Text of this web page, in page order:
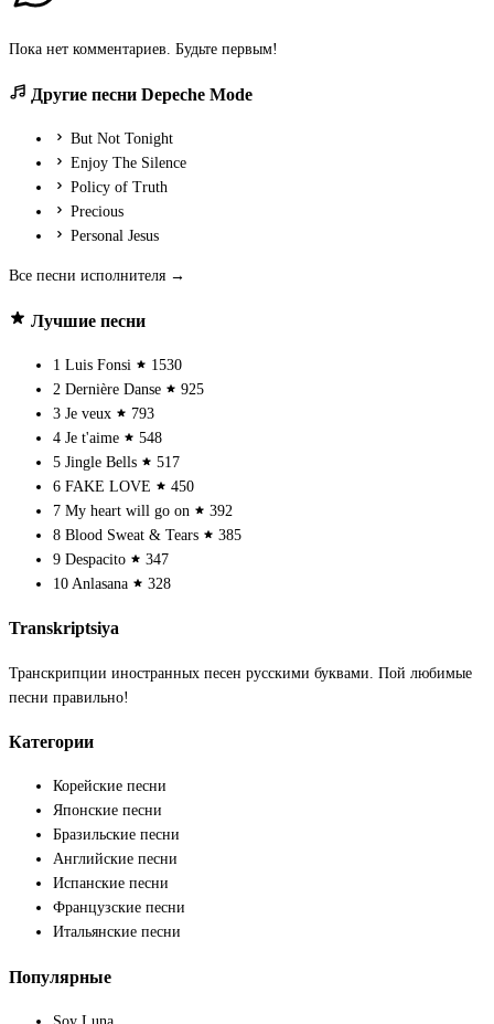
Пока нет комментариев. Будьте первым!
Другие песни Depeche Mode
But Not Tonight
Enjoy The Silence
Policy of Truth
Precious
Personal Jesus
Все песни исполнителя →
Лучшие песни
1 Luis Fonsi
1530
2 Dernière Danse
925
3 Je veux
793
4 Je t'aime
548
5 Jingle Bells
517
6 FAKE LOVE
450
7 My heart will go on
392
8 Blood Sweat & Tears
385
9 Despacito
347
10 Anlasana 328
Transkriptsiya
Транскрипции иностранных песен русскими буквами. Пой любимые
песни правильно!
Категории
Корейские песни
Японские песни
Бразильские песни
Английские песни
Испанские песни
Французские песни
Итальянские песни
Популярные